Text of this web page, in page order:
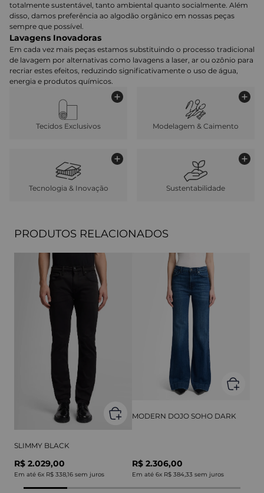
totalmente sustentável, tanto ambiental quanto socialmente. Além
disso, damos preferência ao algodão orgânico em nossas peças
sempre que possível.
Lavagens Inovadoras
Em cada vez mais peças estamos substituindo o processo tradicional
de lavagem por alternativas como lavagens a laser, ar ou ozônio para
recriar estes efeitos, reduzindo significativamente o uso de água,
energia e produtos químicos.
Tecidos Exclusivos Modelagem & Caimento
Tecnologia & Inovação Sustentabilidade
PRODUTOS RELACIONADOS
SLIMMY BLACK
R$ 2.029,00
Em até 6x R$ 338,16 sem juros
MODERN DOJO SOHO DARK
R$ 2.306,00
Em até 6x R$ 384,33 sem juros